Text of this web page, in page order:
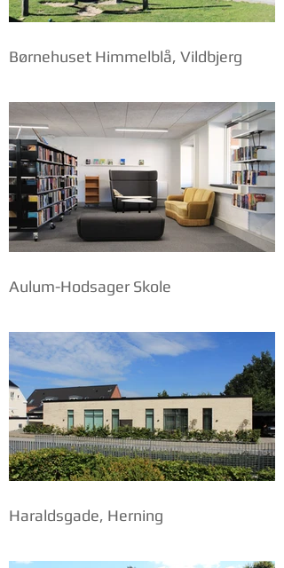
Børnehuset Himmelblå, Vildbjerg
Aulum-Hodsager Skole
Haraldsgade, Herning